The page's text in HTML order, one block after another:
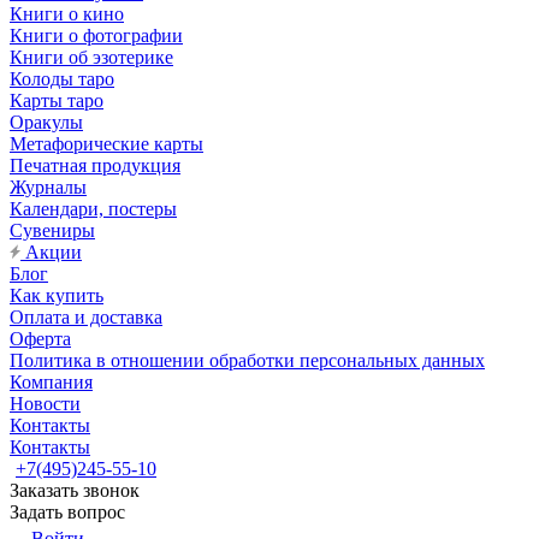
Книги о кино
Книги о фотографии
Книги об эзотерике
Колоды таро
Карты таро
Оракулы
Метафорические карты
Печатная продукция
Журналы
Календари, постеры
Сувениры
Акции
Блог
Как купить
Оплата и доставка
Оферта
Политика в отношении обработки персональных данных
Компания
Новости
Контакты
Контакты
+7(495)245-55-10
Заказать звонок
Задать вопрос